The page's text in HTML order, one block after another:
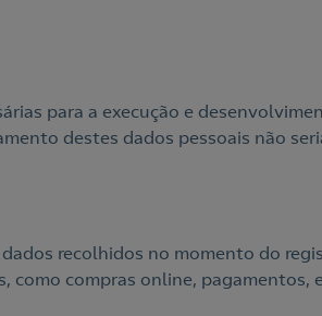
para a execução e
destes dados pessoais não
recolhidos no momento do
como compras online, pagamentos,